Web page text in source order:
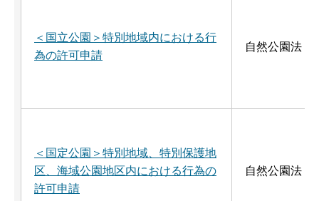
＜国立公園＞特別地域内における行
為の許可申請
自然公園法
＜国定公園＞特別地域、特別保護地
区、海域公園地区内における行為の
許可申請
自然公園法